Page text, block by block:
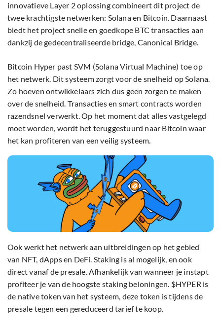
innovatieve Layer 2 oplossing combineert dit project de
twee krachtigste netwerken: Solana en Bitcoin. Daarnaast
biedt het project snelle en goedkope BTC transacties aan
dankzij de gedecentraliseerde bridge, Canonical Bridge.
Bitcoin Hyper past SVM (Solana Virtual Machine) toe op
het netwerk. Dit systeem zorgt voor de snelheid op Solana.
Zo hoeven ontwikkelaars zich dus geen zorgen te maken
over de snelheid. Transacties en smart contracts worden
razendsnel verwerkt. Op het moment dat alles vastgelegd
moet worden, wordt het teruggestuurd naar Bitcoin waar
het kan profiteren van een veilig systeem.
Ook werkt het netwerk aan uitbreidingen op het gebied
van NFT, dApps en DeFi. Staking is al mogelijk, en ook
direct vanaf de presale. Afhankelijk van wanneer je instapt
profiteer je van de hoogste staking beloningen. $HYPER is
de native token van het systeem, deze token is tijdens de
presale tegen een gereduceerd tarief te koop.